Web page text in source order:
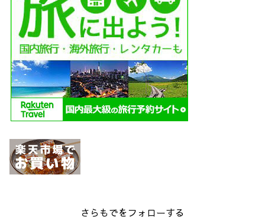
さらもでをフォローする